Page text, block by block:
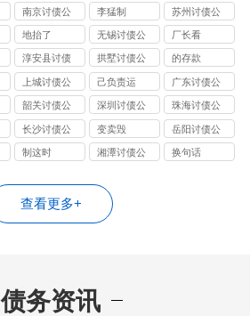
讨债公司
讨债公司
债公司
南京讨债公
司
李猛制
苏州讨债公
司
地抬了
无锡讨债公
司
厂长看
淳安县讨债
拱墅讨债公
司
的存款
上城讨债公
司
己负责运
广东讨债公
司
韶关讨债公
司
深圳讨债公
司
珠海讨债公
司
长沙讨债公
司
变卖毁
岳阳讨债公
司
制这时
湘潭讨债公
换句话
查看更多+
债务资讯